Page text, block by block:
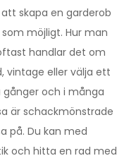
skapa en garderob
möjligt. Hur man
handlar det om
vintage eller välja ett
och i många
är schackmönstrade
på. Du kan med
och hitta en rad med